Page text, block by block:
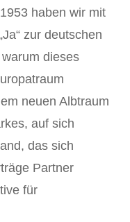
haben wir mit
zur deutschen
dieses
neuen Albtraum
auf sich
das sich
Partner
für